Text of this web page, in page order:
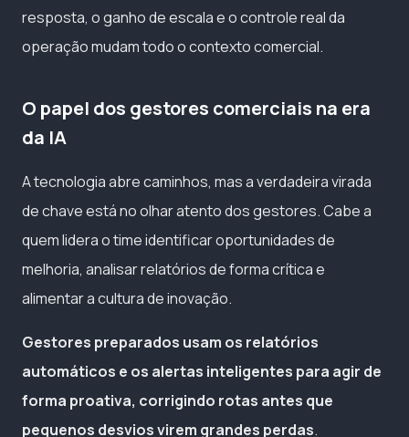
resposta, o ganho de escala e o controle real da
operação mudam todo o contexto comercial.
O papel dos gestores comerciais na era
da IA
A tecnologia abre caminhos, mas a verdadeira virada
de chave está no olhar atento dos gestores. Cabe a
quem lidera o time identificar oportunidades de
melhoria, analisar relatórios de forma crítica e
alimentar a cultura de inovação.
Gestores preparados usam os relatórios
automáticos e os alertas inteligentes para agir de
forma proativa, corrigindo rotas antes que
pequenos desvios virem grandes perdas.